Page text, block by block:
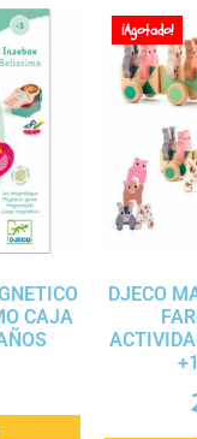
CAJA
¡Agotado!
DJECO